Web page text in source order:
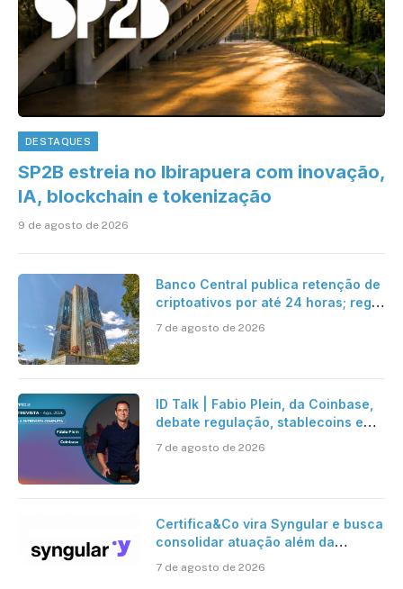
DESTAQUES
SP2B estreia no Ibirapuera com inovação,
IA, blockchain e tokenização
9 de agosto de 2026
Banco Central publica retenção de
criptoativos por até 24 horas; regra
7 de agosto de 2026
ID Talk | Fabio Plein, da Coinbase,
debate regulação, stablecoins e
7 de agosto de 2026
Certifica&Co vira Syngular e busca
consolidar atuação além da
7 de agosto de 2026